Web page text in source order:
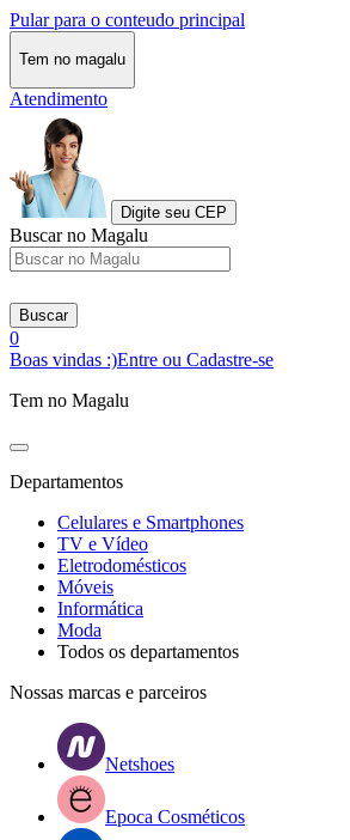
Pular para o conteudo principal
Tem no magalu
Atendimento
Digite seu CEP
Buscar no Magalu
Buscar
0
Boas vindas :)Entre ou Cadastre-se
Tem no Magalu
Departamentos
Celulares e Smartphones
TV e Vídeo
Eletrodomésticos
Móveis
Informática
Moda
Todos os departamentos
Nossas marcas e parceiros
Netshoes
Epoca Cosméticos